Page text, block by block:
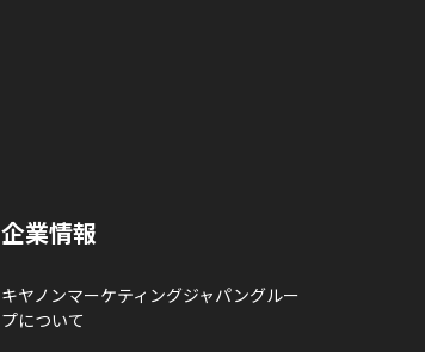
企業情報
キヤノンマーケティングジャパングルー
プについて